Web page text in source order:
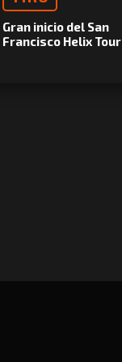
Gran inicio del San
Francisco Helix Tour